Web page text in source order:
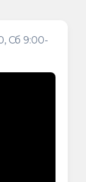
Сб 9:00-